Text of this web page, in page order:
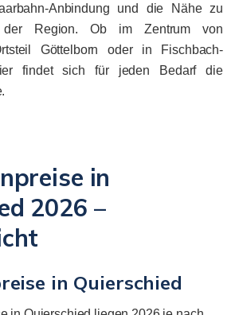
Anbindung und die Nähe zu
der Region. Ob im Zentrum von
Göttelborn oder in Fischbach-
findet sich für jeden Bedarf die
in
2026 –
in Quierschied